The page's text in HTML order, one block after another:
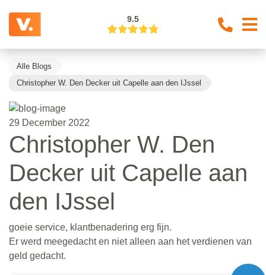
9.5
Alle Blogs
Christopher W. Den Decker uit Capelle aan den IJssel
29 December 2022
Christopher W. Den
Decker uit Capelle aan
den IJssel
goeie service, klantbenadering erg fijn.
Er werd meegedacht en niet alleen aan het verdienen van
geld gedacht.